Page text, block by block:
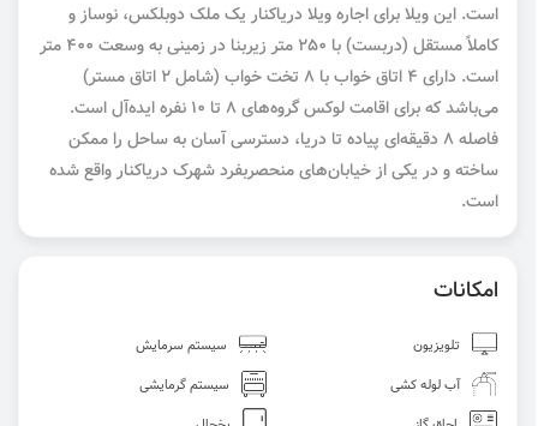
است. این ویلا برای اجاره ویلا دریاکنار یک ملک دوبلکس، نوساز و
کاملاً مستقل (دربست) با ۲۵۰ متر زیربنا در زمینی به وسعت ۴۰۰ متر
است. دارای ۴ اتاق خواب با ۸ تخت خواب (شامل ۲ اتاق مستر)
می‌باشد که برای اقامت لوکس گروه‌های ۸ تا ۱۰ نفره ایده‌آل است.
فاصله ۸ دقیقه‌ای پیاده تا دریا، دسترسی آسان به ساحل را ممکن
ساخته و در یکی از خیابان‌های منحصر‌بفرد شهرک دریاکنار واقع شده
است.
امکانات
تلویزیون
سیستم سرمایش
آب لوله کشی
سیستم گرمایشی